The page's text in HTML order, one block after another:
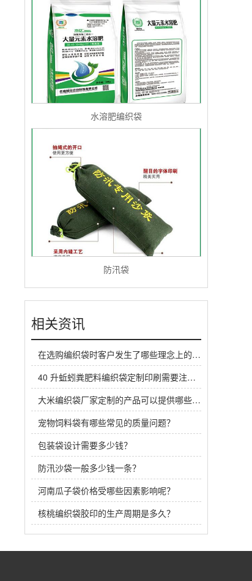
水溶肥编织袋
防汛袋
相关资讯
在选购编织袋时客户发生了哪些理念上的变化？
40 升蚯蚓粪肥料编织袋定制印刷需要注意什么？
大米编织袋厂家定制的产品可以提供哪些质量保证？
宠物饲料袋有哪些常见的质量问题？
包装袋设计需要多少钱？
防汛沙袋一般多少钱一条？
河南瓜子袋价格受哪些因素影响呢？
核桃编织袋胶印的生产周期是多久？